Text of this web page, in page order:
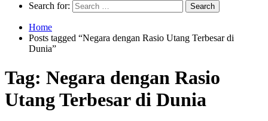
Search for:
Home
Posts tagged “Negara dengan Rasio Utang Terbesar di
Dunia”
Tag: Negara dengan Rasio
Utang Terbesar di Dunia